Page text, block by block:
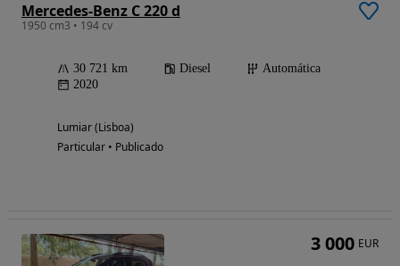
Mercedes-Benz C 220 d
1950 cm3 • 194 cv
30 721 km Diesel
Automática
2020
Lumiar (Lisboa)
Particular • Publicado
3 000 EUR